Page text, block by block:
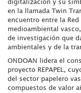
digitalización y su
en la llamada Twin
encuentro entre la
medioambiental
de investigación que
ambientales y de la
ONDOAN lidera el
proyecto REPAPEL,
del sector papelero
compuestos de valor